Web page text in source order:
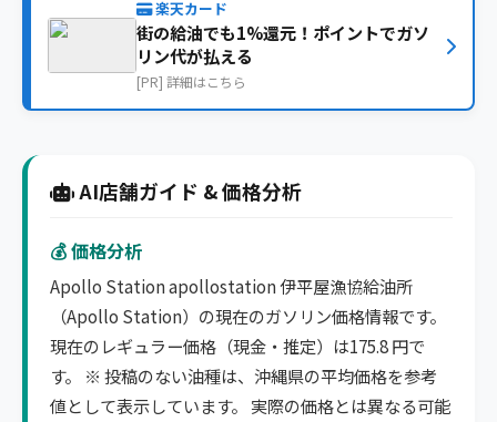
楽天カード
街の給油でも1%還元！ポイントでガソ
リン代が払える
[PR] 詳細はこちら
AI店舗ガイド & 価格分析
💰 価格分析
Apollo Station apollostation 伊平屋漁協給油所
（Apollo Station）の現在のガソリン価格情報です。
現在のレギュラー価格（現金・推定）は175.8 円で
す。 ※ 投稿のない油種は、沖縄県の平均価格を参考
値として表示しています。 実際の価格とは異なる可能